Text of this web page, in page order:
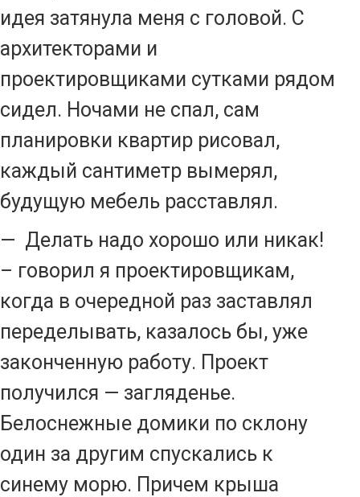
идея затянула меня с головой. С
архитекторами и
проектировщиками сутками рядом
сидел. Ночами не спал, сам
планировки квартир рисовал,
каждый сантиметр вымерял,
будущую мебель расставлял.
— Делать надо хорошо или никак!
– говорил я проектировщикам,
когда в очередной раз заставлял
переделывать, казалось бы, уже
законченную работу. Проект
получился — загляденье.
Белоснежные домики по склону
один за другим спускались к
синему морю. Причем крыша